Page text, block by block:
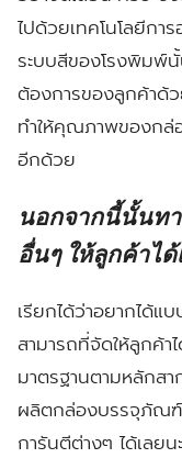
ไปด้วยเทคโนโลยีก
ระบบสีของโรงพิมพ์
ต้องการของลูกค้าด้
ทำให้คุณภาพของกล่
อีกด้วย
นอกจากนี้นั้นทา
อื่นๆ ให้ลูกค้าไ
เรียกได้ว่าอยากได้
สามารถที่จัดให้ลูกค้า
มาตรฐานตามหลักส
ผลิตกล่องบรรจุภัณฑ์
การันตีต่างๆ ได้เลย